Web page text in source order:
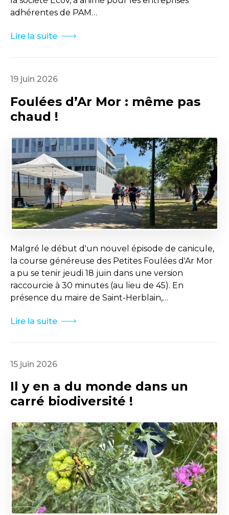
adhérentes de PAM…
Lire la suite
19 juin 2026
Foulées d’Ar Mor : même pas
chaud !
Malgré le début d'un nouvel épisode de canicule,
la course généreuse des Petites Foulées d'Ar Mor
a pu se tenir jeudi 18 juin dans une version
raccourcie à 30 minutes (au lieu de 45). En
présence du maire de Saint-Herblain,…
Lire la suite
15 juin 2026
Il y en a du monde dans un
carré biodiversité !